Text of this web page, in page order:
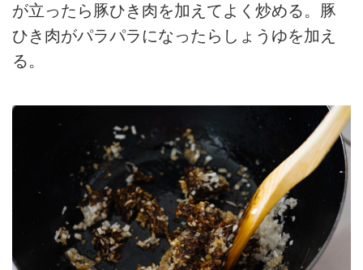
が立ったら豚ひき肉を加えてよく炒める。豚
ひき肉がパラパラになったらしょうゆを加え
る。